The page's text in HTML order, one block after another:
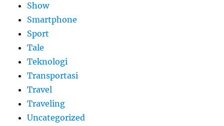
Show
Smartphone
Sport
Tale
Teknologi
Transportasi
Travel
Traveling
Uncategorized